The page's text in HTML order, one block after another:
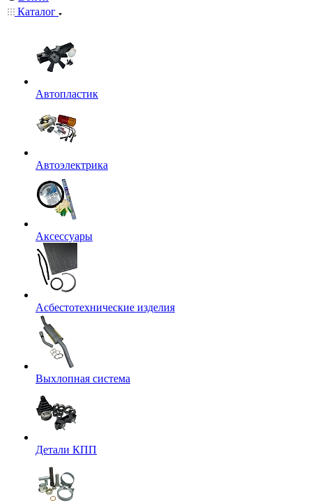
Каталог
Автопластик
Автоэлектрика
Аксессуары
Асбестотехнические изделия
Выхлопная система
Детали КПП